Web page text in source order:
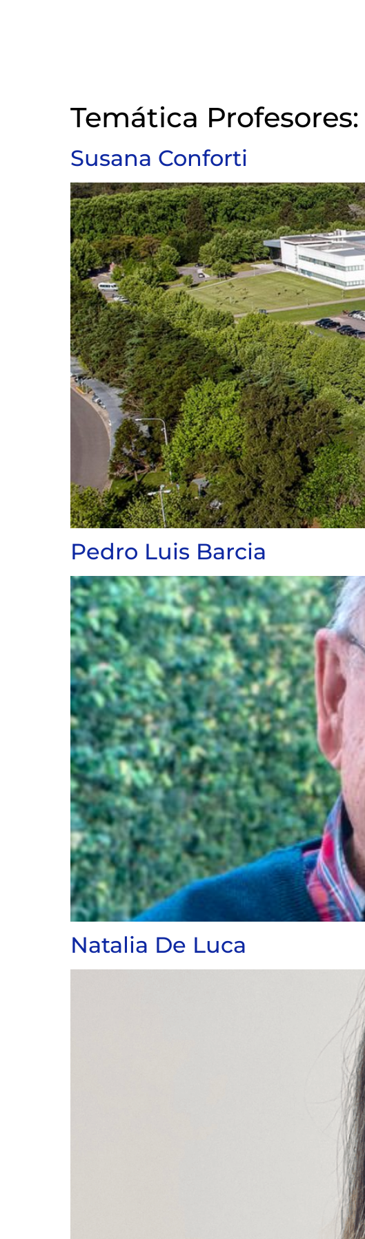
Temática Profesores:
Susana Conforti
Pedro Luis Barcia
Natalia De Luca